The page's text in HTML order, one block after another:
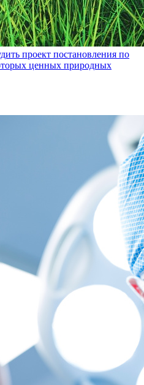
проект постановления по
ценных природных